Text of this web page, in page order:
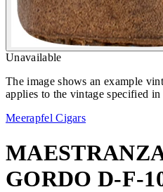
Unavailable
The image shows an example
applies to the vintage specified in
Meerapfel Cigars
GORDO D-F-